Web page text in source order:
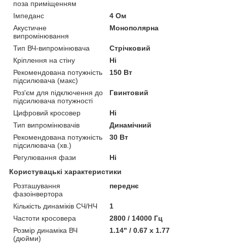
поза приміщенням
Імпеданс
4 Ом
Акустичне
випромінювання
Монополярна
Тип ВЧ-випромінювача
Стрічковий
Кріплення на стіну
Ні
Рекомендована потужність
підсилювача (макс)
150 Вт
Роз'єм для підключення до
підсилювача потужності
Гвинтовий
Цифровий кросовер
Ні
Тип випромінювачів
Динамічний
Рекомендована потужність
підсилювача (хв.)
30 Вт
Регулювання фази
Ні
Користувацькi характеристики
Розташування
фазоінвертора
переднє
Кількість динаміків СЧ/НЧ
1
Частоти кросовера
2800 / 14000 Гц
Розмір динаміка ВЧ
(дюйми)
1.14" / 0.67 х 1.77